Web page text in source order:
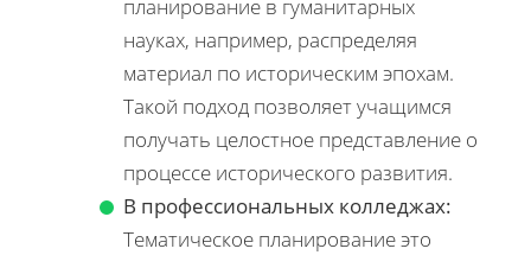
планирование в гуманитарных
науках, например, распределяя
материал по историческим эпохам.
Такой подход позволяет учащимся
получать целостное представление о
процессе исторического развития.
В профессиональных колледжах:
Тематическое планирование это